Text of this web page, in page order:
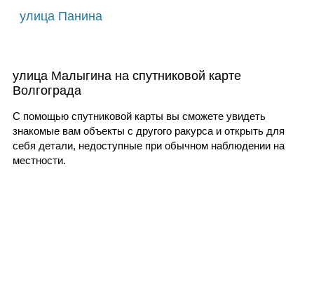
улица Панина
улица Малыгина на спутниковой карте
Волгограда
С помощью спутниковой карты вы сможете увидеть
знакомые вам объекты с другого ракурса и открыть для
себя детали, недоступные при обычном наблюдении на
местности.